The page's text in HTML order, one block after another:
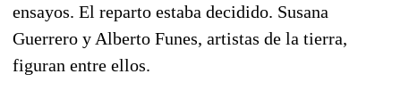
ensayos. El reparto estaba decidido. Susana
Guerrero y Alberto Funes, artistas de la tierra,
figuran entre ellos.